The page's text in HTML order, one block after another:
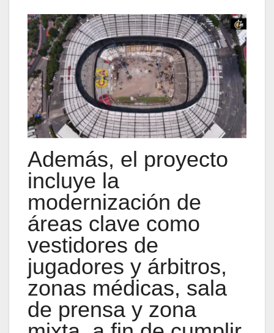
Además, el proyecto
incluye la
modernización de
áreas clave como
vestidores de
jugadores y árbitros,
zonas médicas, sala
de prensa y zona